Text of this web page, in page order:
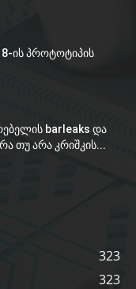
ის პროტოტიპის
barleaks და
თუ არა კრიშკის...
323
323